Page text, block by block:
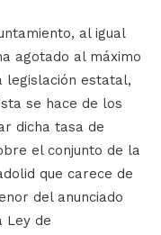
al igual
agotado al máximo
legislación estatal,
se hace de los
dicha tasa de
el conjunto de la
que carece de
del anunciado
Ley de